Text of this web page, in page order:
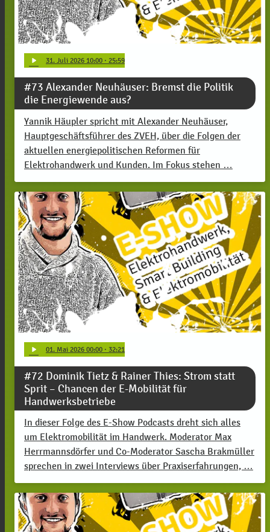
play_arrow 31. Juli 2026 10:00 · 25:59
#73 Alexander Neuhäuser: Bremst die Politik
die Energiewende aus?
Yannik Häupler spricht mit Alexander Neuhäuser,
Hauptgeschäftsführer des ZVEH, über die Folgen der
aktuellen energiepolitischen Reformen für
Elektrohandwerk und Kunden. Im Fokus stehen …
play_arrow 01. Mai 2026 00:00 · 32:21
#72 Dominik Tietz & Rainer Thies: Strom statt
Sprit – Chancen der E-Mobilität für
Handwerksbetriebe
In dieser Folge des E-Show Podcasts dreht sich alles
um Elektromobilität im Handwerk. Moderator Max
Herrmannsdörfer und Co-Moderator Sascha Brakmüller
sprechen in zwei Interviews über Praxiserfahrungen, …